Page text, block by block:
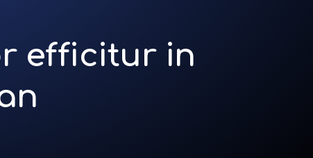
efficitur in